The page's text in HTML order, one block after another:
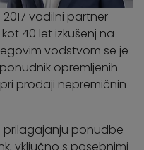
vodilni partner
40 let izkušenj na
vodstvom se je
opremljenih
prodaji nepremičnin
ponudbe
vključno s posebnimi